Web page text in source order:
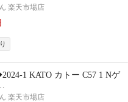
楽天市場店
1 KATO カトー C57 1 Nゲ
楽天市場店